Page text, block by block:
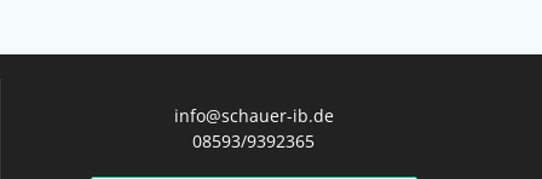
info@schauer-ib.de
08593/9392365